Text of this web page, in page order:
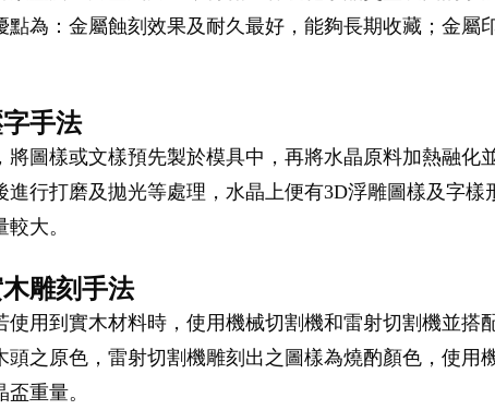
點為：金屬蝕刻效果及耐久最好，能夠長期收藏；金
手法
將圖樣或文樣預先製於模具中，再將水晶原料加熱融
進行打磨及拋光等處理，水晶上便有3D浮雕圖樣及字
大。
雕刻手法
使用到實木材料時，使用機械切割機和雷射切割機並
頭之原色，雷射切割機雕刻出之圖樣為燒酌顏色，使
重量。